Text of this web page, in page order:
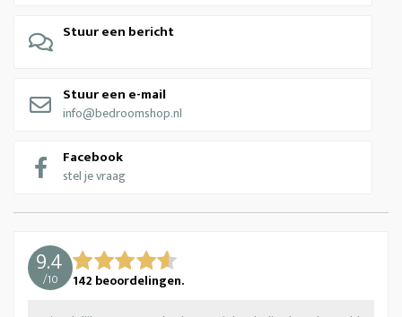
Stuur een bericht
Stuur een e-mail
info@bedroomshop.nl
Facebook
stel je vraag
9.4
/10 142 beoordelingen.